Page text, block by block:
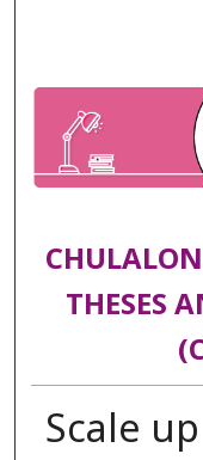
THESES
Scale